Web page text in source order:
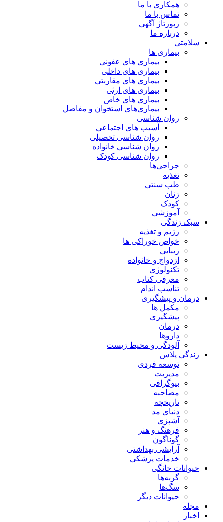
همکاری با ما
تماس با ما
رپورتاژ آگهی
درباره ما
سلامتی
بیماری ها
بیماری های عفونی
بیماری های داخلی
بیماری های مقاربتی
بیماری های ارثی
بیماری های خاص
بیماری‌های استخوان و مفاصل
روان شناسی
آسیب های اجتماعی
روان شناسی تحصیلی
روان شناسی خانواده
روان شناسی کودک
جراحی‌ها
تغذیه
طب سنتی
زنان
کودک
آموزشی
سبک زندگی
رژیم و تغذیه
خواص خوراکی ها
زیبایی
ازدواج و خانواده
تکنولوژی
معرفی کتاب
تناسب اندام
درمان و پیشگیری
مکمل ها
پیشگیری
درمان
داروها
آلودگی و محیط زیست
زندگی پلاس
توسعه فردی
مدیریت
بیوگرافی
مصاحبه
تاریخچه
دنیای مد
آشپزی
فرهنگ و هنر
گوناگون
آرایشی بهداشتی
خدمات پزشکی
حیوانات خانگی
گربه‌ها
سگ‌ها
حیوانات دیگر
مجله
اخبار